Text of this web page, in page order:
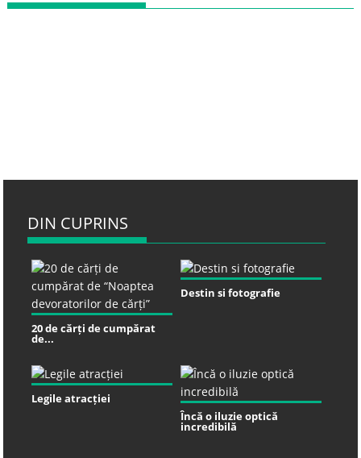
DIN CUPRINS
20 de cărți de cumpărat
de...
Destin si fotografie
Legile atracției
Încă o iluzie optică
incredibilă